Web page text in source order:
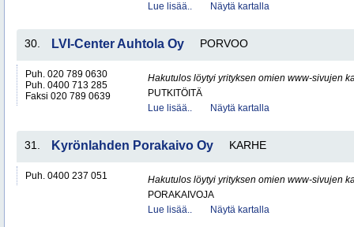
Lue lisää..
Näytä kartalla
30. LVI-Center Auhtola Oy PORVOO
Puh. 020 789 0630
Puh. 0400 713 285
Faksi 020 789 0639
Hakutulos löytyi yrityksen omien www-sivujen
PUTKITÖITÄ
Lue lisää..
Näytä kartalla
31. Kyrönlahden Porakaivo Oy KARHE
Puh. 0400 237 051
Hakutulos löytyi yrityksen omien www-sivujen
PORAKAIVOJA
Lue lisää..
Näytä kartalla